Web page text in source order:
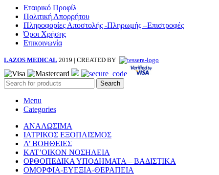
Εταιρικό Προφίλ
Πολιτική Απορρήτου
Πληροφορίες Αποστολής -Πληρωμής –Επιστροφές
Όροι Χρήσης
Επικοινωνία
LAZOS MEDICAL 2019 | CREATED BY
Search
Menu
Categories
ΑΝΑΛΩΣΙΜΑ
ΙΑΤΡΙΚΟΣ ΕΞΟΠΛΙΣΜΟΣ
Α’ ΒΟΗΘΕΙΕΣ
ΚΑΤ’ΟΙΚΟΝ ΝΟΣΗΛΕΙΑ
ΟΡΘΟΠΕΔΙΚΑ ΥΠΟΔΗΜΑΤΑ – ΒΑΔΙΣΤΙΚΑ
ΟΜΟΡΦΙΑ-ΕΥΕΞΙΑ-ΘΕΡΑΠΕΙΑ